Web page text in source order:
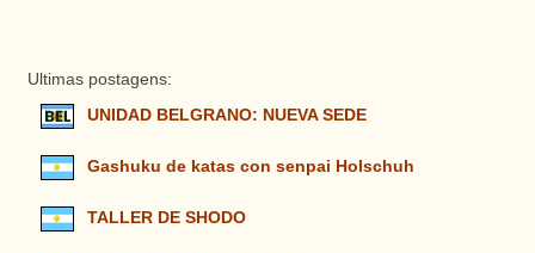
Ultimas postagens:
UNIDAD BELGRANO: NUEVA SEDE
Gashuku de katas con senpai Holschuh
TALLER DE SHODO